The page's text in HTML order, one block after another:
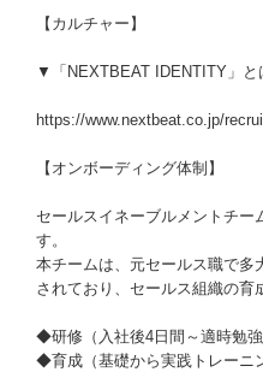
【カルチャー】
▼「NEXTBEAT IDENTITY」と
https://www.nextbeat.co.jp/
【オンボーディング体制】
セールスイネーブルメントチー
す。
本チームは、元セールス職で多
されており、セールス組織の育
◆研修（入社後4日間～適時勉
◆育成（基礎から実践トレーニ